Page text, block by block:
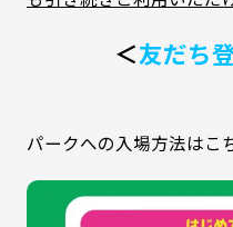
＜友だち
パークへの入場方法はこ